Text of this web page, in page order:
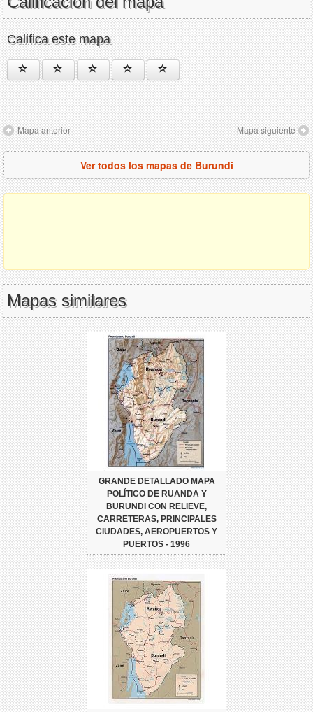
Califica este mapa
Mapa anterior Mapa siguiente
Ver todos los mapas de Burundi
Mapas similares
GRANDE DETALLADO MAPA
POLÍTICO DE RUANDA Y
BURUNDI CON RELIEVE,
CARRETERAS, PRINCIPALES
CIUDADES, AEROPUERTOS Y
PUERTOS - 1996